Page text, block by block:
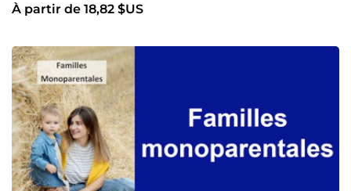
À partir de 18,82 $US